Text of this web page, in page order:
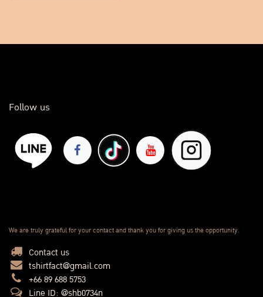
Follow us
We are truly grateful for your contact and thank you for giving us the opportunity.
Contact us
tshirtfact@gmail.com
+66 89 688 5753
Line ID: @shb0734n